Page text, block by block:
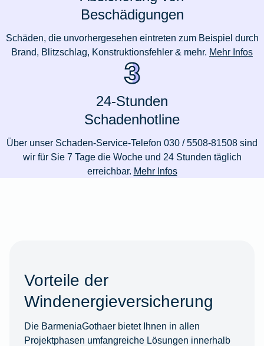
Beschädigungen
Schäden, die unvorhergesehen eintreten zum Beispiel durch
Brand, Blitzschlag, Konstruktionsfehler & mehr. Mehr Infos
24-Stunden
Schadenhotline
Über unser Schaden-Service-Telefon 030 / 5508-81508 sind
wir für Sie 7 Tage die Woche und 24 Stunden täglich
erreichbar. Mehr Infos
Vorteile der
Windenergieversicherung
Die BarmeniaGothaer bietet Ihnen in allen
Projektphasen umfangreiche Lösungen innerhalb